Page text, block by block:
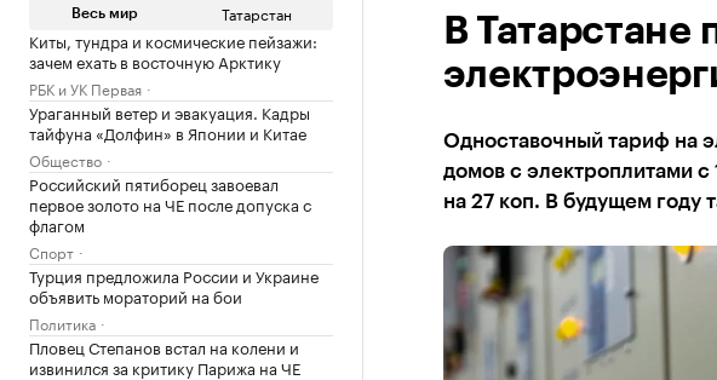
Весь мир Татарстан
Киты, тундра и космические пейзажи:
зачем ехать в восточную Арктику
РБК и УК Первая
Ураганный ветер и эвакуация. Кадры
тайфуна «Долфин» в Японии и Китае
Общество
Российский пятиборец завоевал
первое золото на ЧЕ после допуска с
флагом
Спорт
Турция предложила России и Украине
объявить мораторий на бои
Политика
Пловец Степанов встал на колени и
извинился за критику Парижа на ЧЕ
В Татарстане
Одноставочный тариф на
домов с электроплитами с
на 27 коп. В будущем году